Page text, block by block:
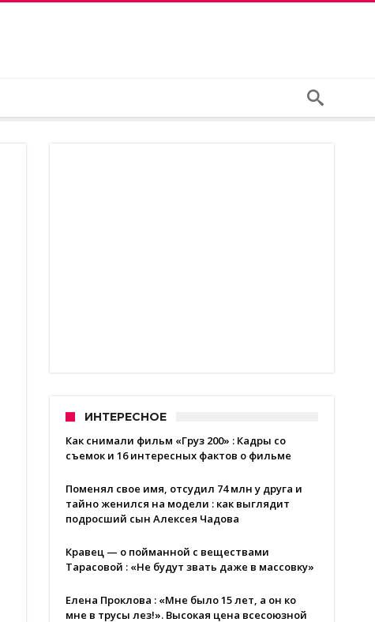
ИНТЕРЕСНОЕ
Как снимали фильм «Груз 200» : Кадры со
съемок и 16 интересных фактов о фильме
Поменял свое имя, отсудил 74 млн у друга и
тайно женился на модели : как выглядит
подросший сын Алексея Чадова
Кравец — о пойманной с веществами
Тарасовой : «Не будут звать даже в массовку»
Елена Проклова : «Мне было 15 лет, а он ко
мне в трусы лез!». Высокая цена всесоюзной